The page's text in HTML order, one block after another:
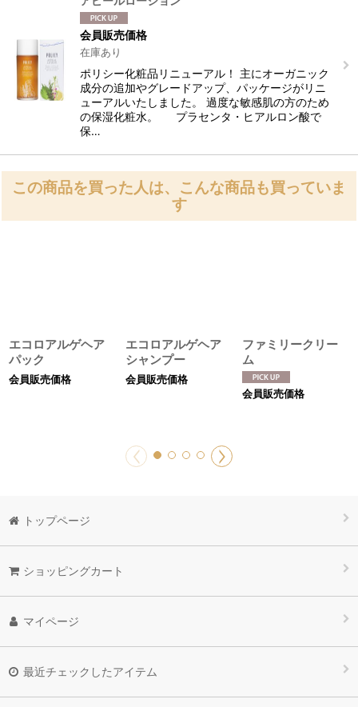
会員販売価格
在庫あり
ポリシー化粧品リニューアル！ 主にオーガニック
成分の追加やグレードアップ、パッケージがリニ
ューアルいたしました。 過度な敏感肌の方のため
の保湿化粧水。 プラセンタ・ヒアルロン酸で
保…
この商品を買った人は、こんな商品も買っていま
す
エコロアルゲヘア
パック
会員販売価格
エコロアルゲヘア
シャンプー
会員販売価格
ファミリークリー
ム
会員販売価格
トップページ
ショッピングカート
マイページ
最近チェックしたアイテム